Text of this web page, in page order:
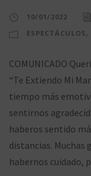
10/01/2022
ESPECTÁCULOS ,
COMUNICADO
“Te Extiendo Mi
tiempo más
sentirnos
haberos sentido
distancias. Muchas
habernos cuidado,